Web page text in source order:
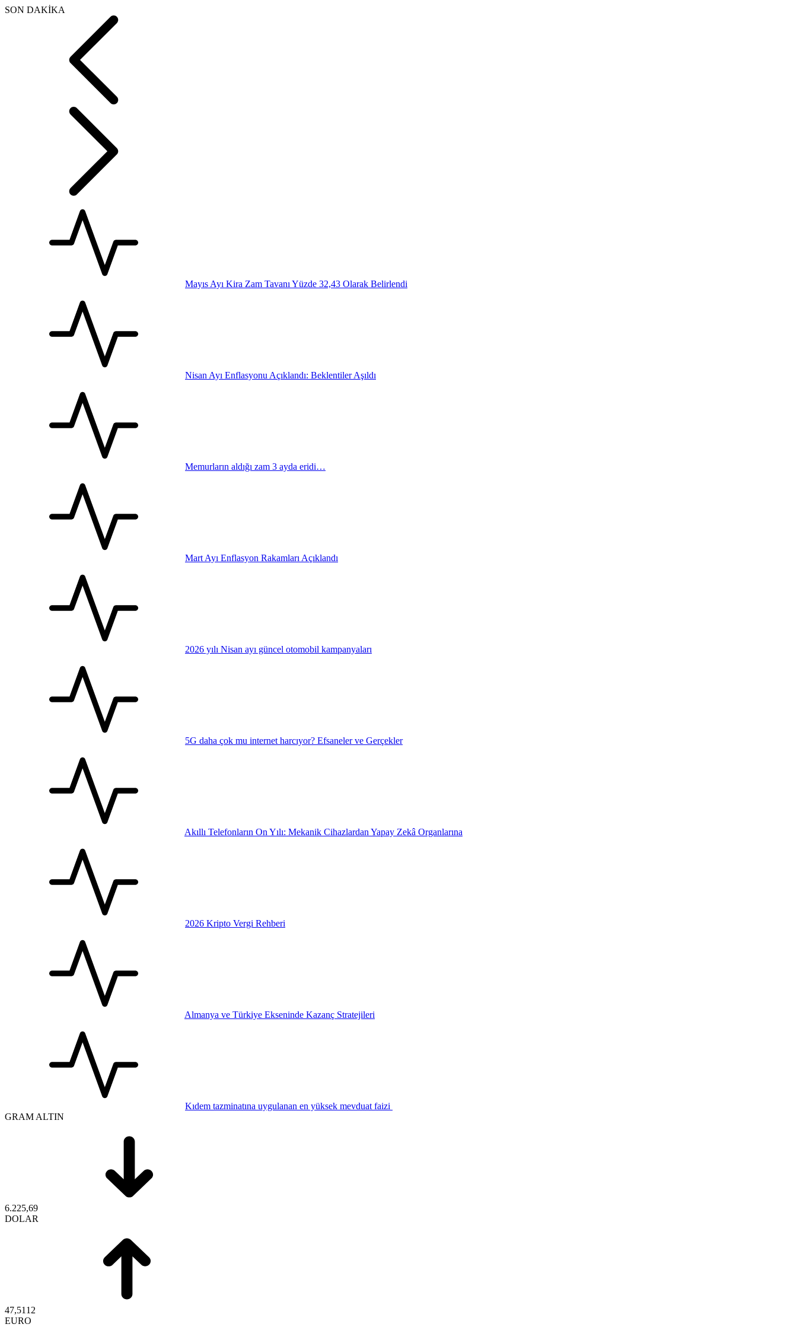
SON DAKİKA
Mayıs Ayı Kira Zam Tavanı Yüzde 32,43 Olarak Belirlendi
Nisan Ayı Enflasyonu Açıklandı: Beklentiler Aşıldı
Memurların aldığı zam 3 ayda eridi…
Mart Ayı Enflasyon Rakamları Açıklandı
2026 yılı Nisan ayı güncel otomobil kampanyaları
5G daha çok mu internet harcıyor? Efsaneler ve Gerçekler
Akıllı Telefonların On Yılı: Mekanik Cihazlardan Yapay Zekâ Organlarına
2026 Kripto Vergi Rehberi
Almanya ve Türkiye Ekseninde Kazanç Stratejileri
Kıdem tazminatına uygulanan en yüksek mevduat faizi
GRAM ALTIN
6.225,69
DOLAR
47,5112
EURO